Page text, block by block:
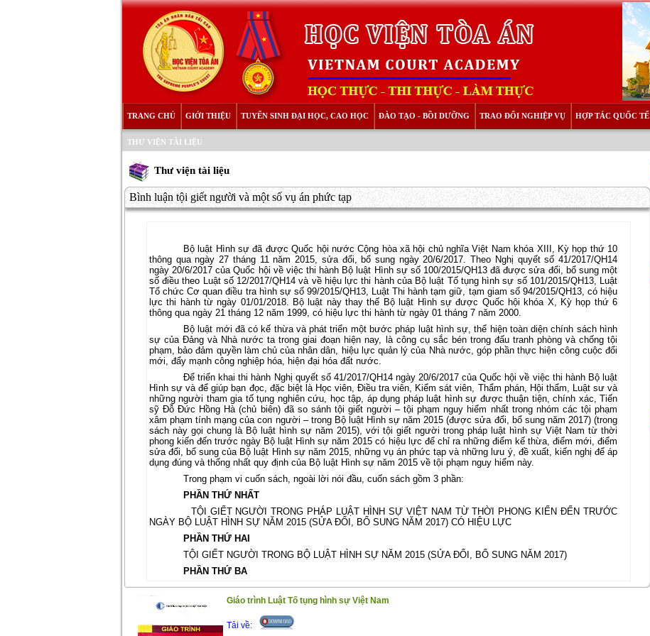
TRANG CHỦ GIỚI THIỆU TUYỂN SINH ĐẠI HỌC, CAO HỌC ĐÀO TẠO - BỒI DƯỠNG TRAO ĐỔI NGHIỆP VỤ HỢP TÁC QUỐC TẾ
THƯ VIỆN TÀI LIỆU
Thư viện tài liệu
Bình luận tội giết người và một số vụ án phức tạp
Bộ luật Hình sự đã được Quốc hội nước Cộng hòa xã hội chủ nghĩa Việt Nam khóa XIII, Kỳ họp thứ 10
thông qua ngày 27 tháng 11 năm 2015, sửa đổi, bổ sung ngày 20/6/2017. Theo Nghị quyết số 41/2017/QH14
ngày 20/6/2017 của Quốc hội về việc thi hành Bộ luật Hình sự số 100/2015/QH13 đã được sửa đổi, bổ sung một
số điều theo Luật số 12/2017/QH14 và về hiệu lực thi hành của Bộ luật Tố tụng hình sự số 101/2015/QH13, Luật
Tổ chức Cơ quan điều tra hình sự số 99/2015/QH13, Luật Thi hành tạm giữ, tạm giam số 94/2015/QH13, có hiệu
lực thi hành từ ngày 01/01/2018. Bộ luật này thay thế Bộ luật Hình sự được Quốc hội khóa X, Kỳ họp thứ 6
thông qua ngày 21 tháng 12 năm 1999, có hiệu lực thi hành từ ngày 01 tháng 7 năm 2000.
Bộ luật mới đã có kế thừa và phát triển một bước pháp luật hình sự, thể hiện toàn diện chính sách hình
sự của Đảng và Nhà nước ta trong giai đoạn hiện nay, là công cụ sắc bén trong đấu tranh phòng và chống tội
phạm, bảo đảm quyền làm chủ của nhân dân, hiệu lực quản lý của Nhà nước, góp phần thực hiện công cuộc đổi
mới, đẩy mạnh công nghiệp hóa, hiện đại hóa đất nước.
Để triển khai thi hành Nghị quyết số 41/2017/QH14 ngày 20/6/2017 của Quốc hội về việc thi hành Bộ luật
Hình sự và để giúp bạn đọc, đặc biệt là Học viên, Điều tra viên, Kiểm sát viên, Thẩm phán, Hội thẩm, Luật sư và
những người tham gia tố tụng nghiên cứu, học tập, áp dụng pháp luật hình sự được thuận tiện, chính xác, Tiến
sỹ Đỗ Đức Hồng Hà (chủ biên) đã so sánh tội giết người – tội phạm nguy hiểm nhất trong nhóm các tội phạm
xâm phạm tính mạng của con người – trong Bộ luật Hình sự năm 2015 (được sửa đổi, bổ sung năm 2017) (trong
sách này gọi chung là Bộ luật hình sự năm 2015), với tội giết người trong pháp luật hình sự Việt Nam từ thời
phong kiến đến trước ngày Bộ luật Hình sự năm 2015 có hiệu lực để chỉ ra những điểm kế thừa, điểm mới, điểm
sửa đổi, bổ sung của Bộ luật Hình sự năm 2015, những vụ án phức tạp và những lưu ý, đề xuất, kiến nghị để áp
dụng đúng và thống nhất quy định của Bộ luật Hình sự năm 2015 về tội phạm nguy hiểm này.
Trong phạm vi cuốn sách, ngoài lời nói đầu, cuốn sách gồm 3 phần:
PHẦN THỨ NHẤT
TỘI GIẾT NGƯỜI TRONG PHÁP LUẬT HÌNH SỰ VIỆT NAM TỪ THỜI PHONG KIẾN ĐẾN TRƯỚC
NGÀY BỘ LUẬT HÌNH SỰ NĂM 2015 (SỬA ĐỔI, BỔ SUNG NĂM 2017) CÓ HIỆU LỰC
PHẦN THỨ HAI
TỘI GIẾT NGƯỜI TRONG BỘ LUẬT HÌNH SỰ NĂM 2015 (SỬA ĐỔI, BỔ SUNG NĂM 2017)
PHẦN THỨ BA
KẾT LUẬN VÀ ĐỀ XUẤT, KIẾN NGHỊ
PHỤ LỤC
BỘ LUẬT HÌNH SỰ NĂM 2015, ĐƯỢC SỬA ĐỔI, BỔ SUNG NĂM 2017
Giáo trình Luật Tố tụng hình sự Việt Nam
Tải về: